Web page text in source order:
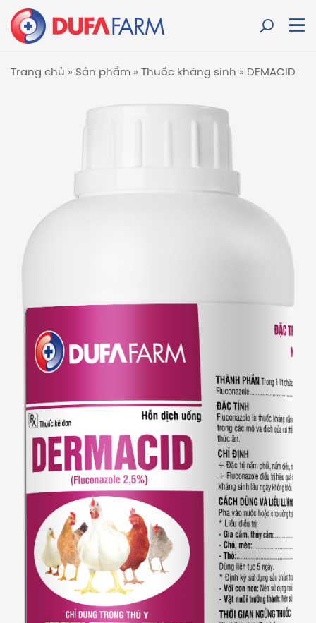
Trang chủ » Sản phẩm » Thuốc kháng sinh » DEMACID